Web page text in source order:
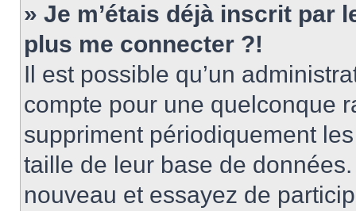
» Je m’étais déjà inscrit par
plus me connecter ?!
Il est possible qu’un
compte pour une quelconque
suppriment périodiquement
taille de leur base de
nouveau et essayez de